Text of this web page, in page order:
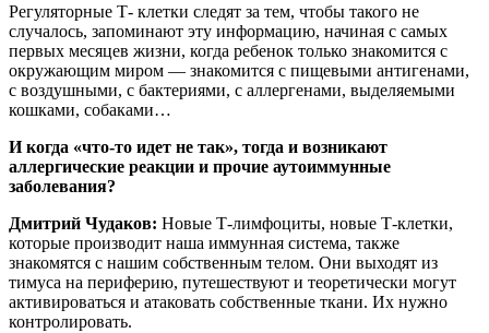
Регуляторные Т- клетки следят за тем, чтобы такого не
случалось, запоминают эту информацию, начиная с самых
первых месяцев жизни, когда ребенок только знакомится с
окружающим миром — знакомится с пищевыми антигенами,
с воздушными, с бактериями, с аллергенами, выделяемыми
кошками, собаками…
И когда «что-то идет не так», тогда и возникают
аллергические реакции и прочие аутоиммунные
заболевания?
Дмитрий Чудаков: Новые Т-лимфоциты, новые Т-клетки,
которые производит наша иммунная система, также
знакомятся с нашим собственным телом. Они выходят из
тимуса на периферию, путешествуют и теоретически могут
активироваться и атаковать собственные ткани. Их нужно
контролировать.